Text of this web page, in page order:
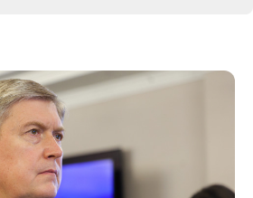
глубоко вжился в роль.
голосования также и
49-летнегоФаниля
членство и положение